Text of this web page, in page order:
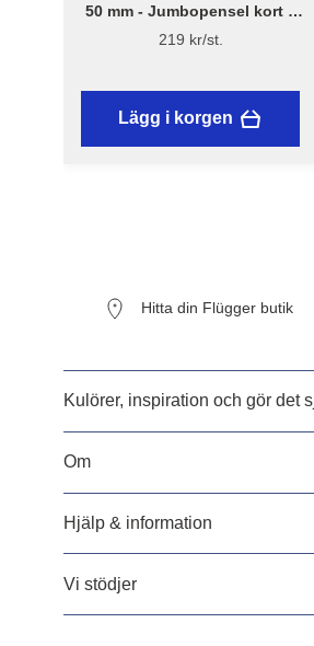
50 mm - Jumbopensel kort –
Flügger Excellence
219 kr/st.
Lägg i korgen
Hitta din Flügger butik
Kulörer, inspiration och gör det
Om
Hjälp & information
Vi stödjer